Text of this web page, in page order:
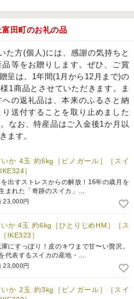
富田町のお礼の品
た方(個人)には、感謝の気持ちと
等をお贈りします。ぜひ、ご賞
呈は、1年間(1月から12月まで)の
1商品とさせていただきます。ま
の返礼品は、本来のふるさと納
送付することを取り止めました
なお、特産品はご入金後1か月以
ます。
か 4玉 約6kg［ピノガール］［スイ
］
出すストレスからの解放！16年の歳月を
まれた「奇跡のスイカ」…
23,000円
か 4玉 約6kg［ひとりじめHM］［ス
IKE323］
にすっぽり！皮のキワまで甘〜い贅沢。
代表するスイカの産地・…
23,000円
か 2玉 約3kg［ピノガール］［スイ